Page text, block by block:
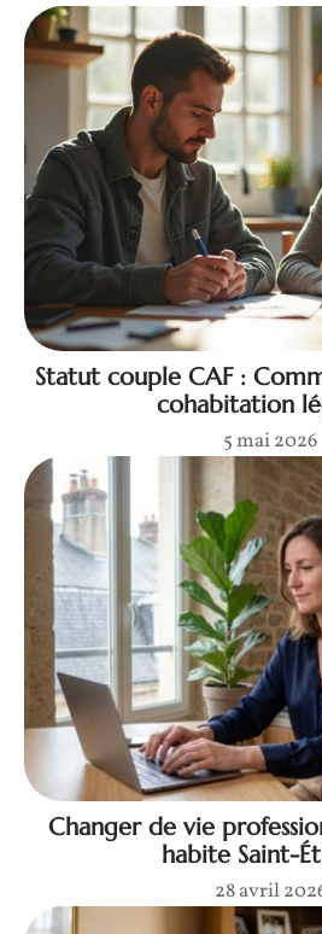
Statut couple CAF :
cohabitation
5 mai 2026
Changer de vie
habite Saint-
28 avril